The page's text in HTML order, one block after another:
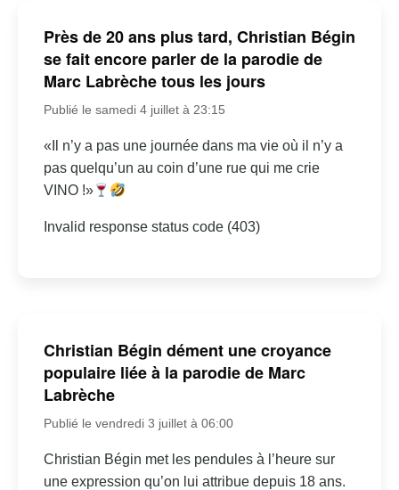
Près de 20 ans plus tard, Christian Bégin
se fait encore parler de la parodie de
Marc Labrèche tous les jours
Publié le samedi 4 juillet à 23:15
«Il n’y a pas une journée dans ma vie où il n’y a
pas quelqu’un au coin d’une rue qui me crie
VINO !»
Invalid response status code (403)
Christian Bégin dément une croyance
populaire liée à la parodie de Marc
Labrèche
Publié le vendredi 3 juillet à 06:00
Christian Bégin met les pendules à l’heure sur
une expression qu’on lui attribue depuis 18 ans.